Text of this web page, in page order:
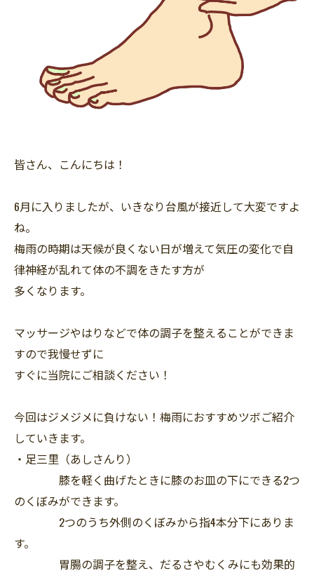
皆さん、こんにちは！
6月に入りましたが、いきなり台風が接近して大変ですよ
ね。
梅雨の時期は天候が良くない日が増えて気圧の変化で自
律神経が乱れて体の不調をきたす方が
多くなります。
マッサージやはりなどで体の調子を整えることができま
すので我慢せずに
すぐに当院にご相談ください！
今回はジメジメに負けない！梅雨におすすめツボご紹介
していきます。
・足三里（あしさんり）
膝を軽く曲げたときに膝のお皿の下にできる2つ
のくぼみができます。
2つのうち外側のくぼみから指4本分下にありま
す。
胃腸の調子を整え、だるさやむくみにも効果的